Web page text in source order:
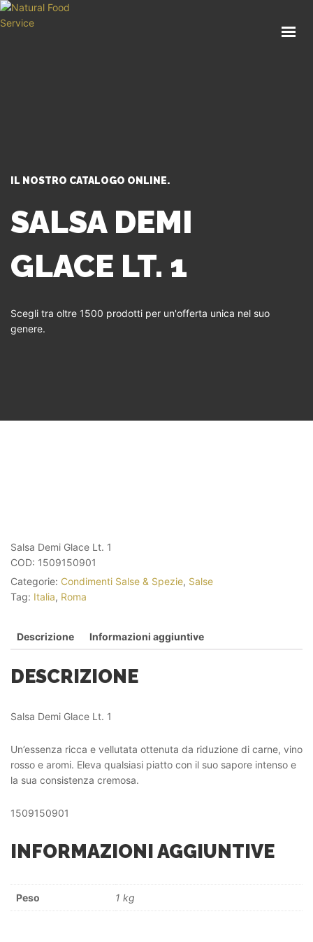
IL NOSTRO CATALOGO ONLINE.
SALSA DEMI
GLACE LT. 1
Scegli tra oltre 1500 prodotti per un'offerta unica nel suo
genere.
Salsa Demi Glace Lt. 1
COD: 1509150901
Categorie: Condimenti Salse & Spezie, Salse
Tag: Italia, Roma
Descrizione Informazioni aggiuntive
DESCRIZIONE
Salsa Demi Glace Lt. 1
Un’essenza ricca e vellutata ottenuta da riduzione di carne, vino
rosso e aromi. Eleva qualsiasi piatto con il suo sapore intenso e
la sua consistenza cremosa.
1509150901
INFORMAZIONI AGGIUNTIVE
Peso 1 kg